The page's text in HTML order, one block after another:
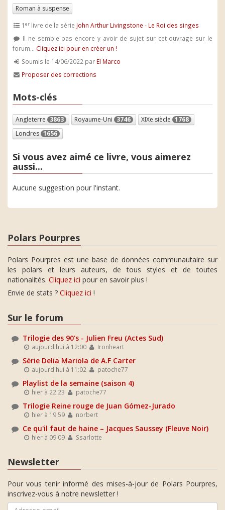
Roman à suspense
1er livre de la série John Arthur Livingstone - Le Roi des singes
Il ne semble pas encore y avoir de sujet sur cet ouvrage sur le
forum... Cliquez ici pour en créer un !
Soumis le 14/06/2022 par El Marco
Proposer des corrections
Mots-clés
Angleterre 3863 Royaume-Uni 3746 XIXe siècle 1768
Londres 1656
Si vous avez aimé ce livre, vous aimerez
aussi...
Aucune suggestion pour l'instant.
Polars Pourpres
Polars Pourpres est une base de données communautaire sur
les polars et leurs auteurs, de tous styles et de toutes
nationalités. Cliquez ici pour en savoir plus !
Envie de stats ? Cliquez ici !
Sur le forum
Trilogie des 90's - Julien Freu (Actes Sud)
aujourd'hui à 12:00 Ironheart
Série Delia Mariola de A.F Carter
aujourd'hui à 11:02 patoche77
Playlist de la semaine (saison 4)
hier à 22:23 patoche77
Trilogie Reine rouge de Juan Gómez-Jurado
hier à 19:59 norbert
Ce qu'il faut de haine – Jacques Saussey (Fleuve Noir)
hier à 09:09 Ssarlotte
Newsletter
Pour vous tenir informé des mises-à-jour de Polars Pourpres,
inscrivez-vous à notre newsletter !